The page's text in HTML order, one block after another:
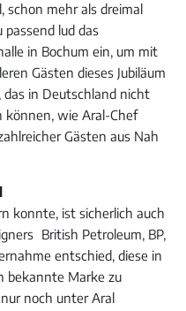
schon mehr als dreimal
passend lud das
in Bochum ein, um mit
Gästen dieses Jubiläum
das in Deutschland nicht
können, wie Aral-Chef
Gästen aus Nah
konnte, ist sicherlich auch
British Petroleum, BP,
entschied, diese in
bekannte Marke zu
noch unter Aral